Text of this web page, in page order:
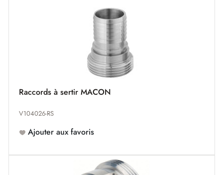
Raccords à sertir MACON
V104026-RS
Ajouter aux favoris